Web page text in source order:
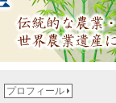
プロフィール